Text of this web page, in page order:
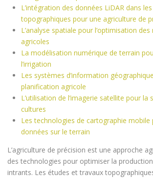
L’intégration des données LiDAR dans
topographiques pour une agriculture de
L’analyse spatiale pour l’optimisation
agricoles
La modélisation numérique de terrain
l’irrigation
Les systèmes d’information
planification agricole
L’utilisation de l’imagerie satellite pour la
cultures
Les technologies de cartographie mobile
données sur le terrain
L’agriculture de précision est une approche
des technologies pour optimiser la
intrants. Les études et travaux